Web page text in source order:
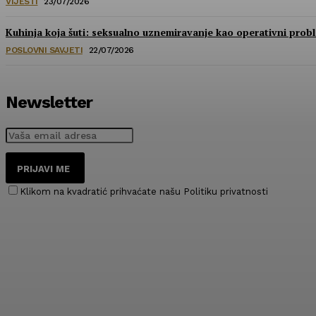
Kuhinja koja šuti: seksualno uznemiravanje kao operativni
POSLOVNI SAVJETI 22/07/2026
Newsletter
PRIJAVI ME
Klikom na kvadratić prihvaćate našu Politiku privatnosti